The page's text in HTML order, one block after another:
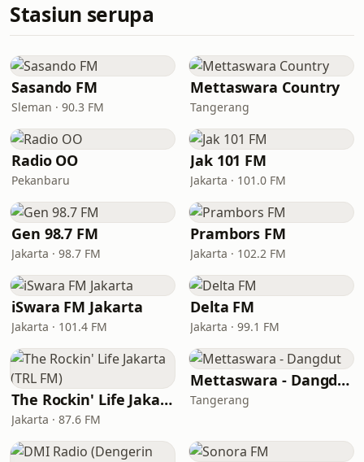
Stasiun serupa
Sasando FM
Sleman · 90.3 FM
Mettaswara Country
Tangerang
Radio OO
Pekanbaru
Jak 101 FM
Jakarta · 101.0 FM
Gen 98.7 FM
Jakarta · 98.7 FM
Prambors FM
Jakarta · 102.2 FM
iSwara FM Jakarta
Jakarta · 101.4 FM
Delta FM
Jakarta · 99.1 FM
The Rockin' Life Jakarta (TRL FM)
Jakarta · 87.6 FM
Mettaswara - Dangdut
Tangerang